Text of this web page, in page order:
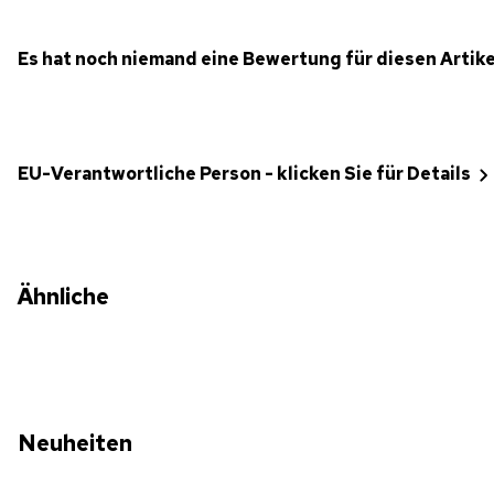
Es hat noch niemand eine Bewertung für diesen
EU-Verantwortliche Person - klicken Sie für Details
Ähnliche
Neuheiten